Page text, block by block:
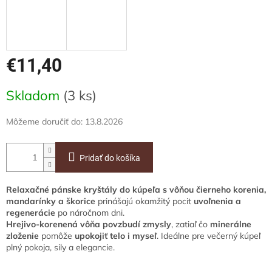
€11,40
cena:
Skladom (3 ks)
Môžeme doručiť do: 13.8.2026
Pridať do košíka
Relaxačné pánske kryštály do kúpeľa s vôňou čierneho korenia,
mandarínky a škorice prinášajú okamžitý pocit uvoľnenia a
regenerácie po náročnom dni.
Hrejivo-korenená vôňa povzbudí zmysly, zatiaľ čo minerálne
zloženie pomôže upokojiť telo i myseľ. Ideálne pre večerný kúpeľ
plný pokoja, sily a elegancie.